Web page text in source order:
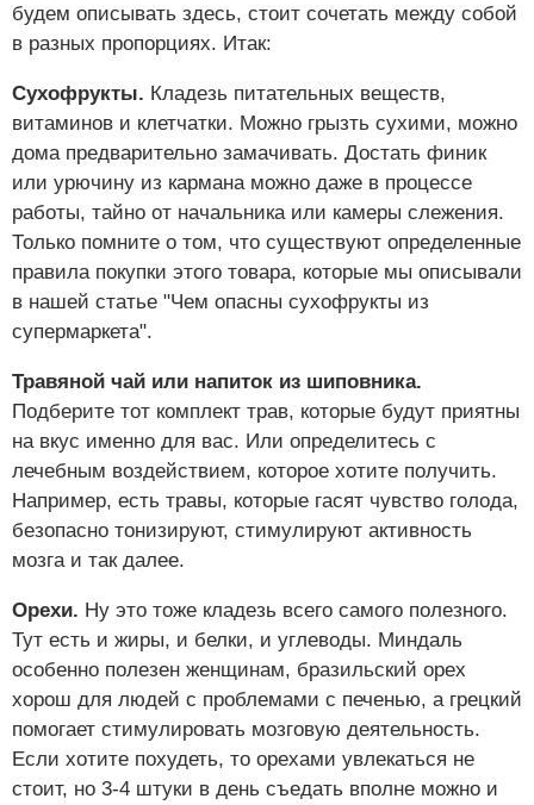
будем описывать здесь, стоит сочетать между собой
в разных пропорциях. Итак:
Сухофрукты. Кладезь питательных веществ,
витаминов и клетчатки. Можно грызть сухими, можно
дома предварительно замачивать. Достать финик
или урючину из кармана можно даже в процессе
работы, тайно от начальника или камеры слежения.
Только помните о том, что существуют определенные
правила покупки этого товара, которые мы описывали
в нашей статье "Чем опасны сухофрукты из
супермаркета".
Травяной чай или напиток из шиповника.
Подберите тот комплект трав, которые будут приятны
на вкус именно для вас. Или определитесь с
лечебным воздействием, которое хотите получить.
Например, есть травы, которые гасят чувство голода,
безопасно тонизируют, стимулируют активность
мозга и так далее.
Орехи. Ну это тоже кладезь всего самого полезного.
Тут есть и жиры, и белки, и углеводы. Миндаль
особенно полезен женщинам, бразильский орех
хорош для людей с проблемами с печенью, а грецкий
помогает стимулировать мозговую деятельность.
Если хотите похудеть, то орехами увлекаться не
стоит, но 3-4 штуки в день съедать вполне можно и